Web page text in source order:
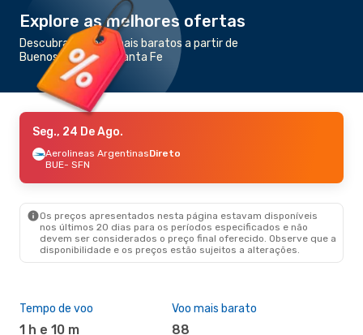
Explore as melhores ofertas
Descubra os voos mais baratos a partir de
Buenos Aires para Santa Fe
Seg., 24 De Ago.
Aerolineas ArgentinasDireto
BUE- SFN
Os preços apresentados nesta página estavam disponíveis
nos últimos 20 dias para os períodos especificados e não
devem ser considerados o preço final oferecido. Observe que a
disponibilidade e os preços estão sujeitos a alterações.
Tempo de voo
1 h e 10 m
Voo mais barato
88